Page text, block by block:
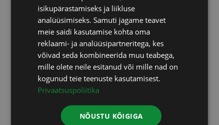
See ravikuur kestab 7-10 päeva.
Värskeid lehti võib paigutada kompressina
paistetanud liigestele (hoida soojas).
Noortest lehtedest saab kevadel valmistada
salatit ja suppi.
Retsept. Kroonilise bronhiidi ja köha korral.
Võtta 1 supilusikatäis ürti, lisada klaas keeva
isikupärastamiseks ja liikluse
analüüsimiseks. Samuti jagame teavet
meie saidi kasutamise kohta oma
reklaami- ja analüüsipartneritega, kes
võivad seda kombineerida muu teabega,
mille olete neile esitanud või mille nad on
kogunud teie teenuste kasutamisest.
Privaatsuspoliitika
NÕUSTU KÕIGIGA